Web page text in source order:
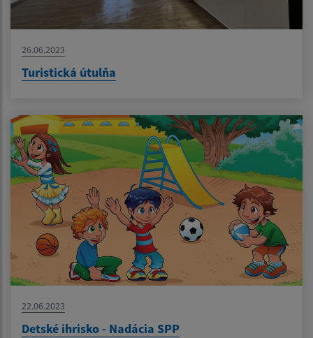
26.06.2023
Turistická útulňa
22.06.2023
Detské ihrisko - Nadácia SPP